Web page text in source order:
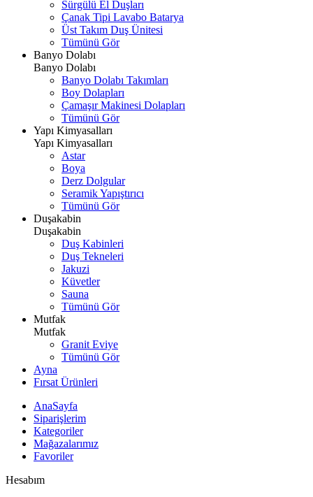
Sürgülü El Duşları
Çanak Tipi Lavabo Batarya
Üst Takım Duş Ünitesi
Tümünü Gör
Banyo Dolabı
Banyo Dolabı
Banyo Dolabı Takımları
Boy Dolapları
Çamaşır Makinesi Dolapları
Tümünü Gör
Yapı Kimyasalları
Yapı Kimyasalları
Astar
Boya
Derz Dolgular
Seramik Yapıştırıcı
Tümünü Gör
Duşakabin
Duşakabin
Duş Kabinleri
Duş Tekneleri
Jakuzi
Küvetler
Sauna
Tümünü Gör
Mutfak
Mutfak
Granit Eviye
Tümünü Gör
Ayna
Fırsat Ürünleri
AnaSayfa
Siparişlerim
Kategoriler
Mağazalarımız
Favoriler
Hesabım